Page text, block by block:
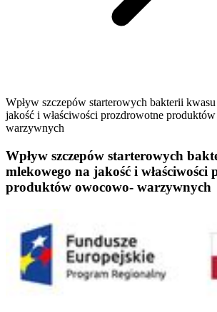
Wpływ szczepów starterowych bakterii
jakość i właściwości prozdrowotne
warzywnych
Wpływ szczepów starterowych
mlekowego na jakość i właściwości
produktów owocowo- warzywnych